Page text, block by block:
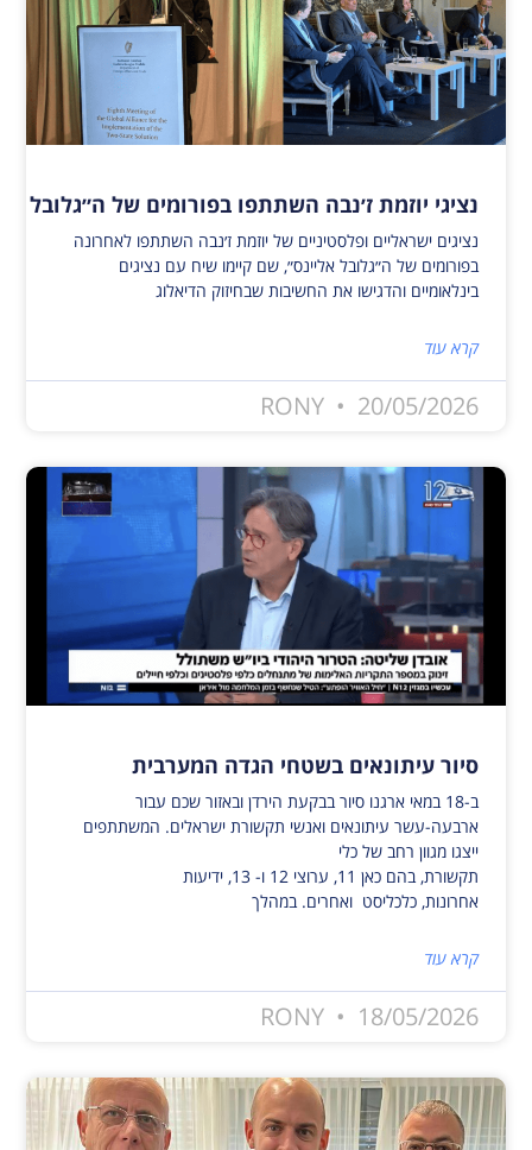
נציגי יוזמת ז׳נבה השתתפו בפורומים של ה״גלובל
נציגים ישראליים ופלסטיניים של יוזמת ז׳נבה השתתפו לאחרונה
בפורומים של ה״גלובל אליינס״, שם קיימו שיח עם נציגים
בינלאומיים והדגישו את החשיבות שבחיזוק הדיאלוג
קרא עוד
RONY 20/05/2026
סיור עיתונאים בשטחי הגדה המערבית
ב-18 במאי ארגנו סיור בבקעת הירדן ובאזור שכם עבור
ארבעה-עשר עיתונאים ואנשי תקשורת ישראלים. המשתתפים
ייצגו מגוון רחב של כלי
תקשורת, בהם כאן 11, ערוצי 12 ו- 13, ידיעות
אחרונות, כלכליסט ואחרים. במהלך
קרא עוד
RONY 18/05/2026